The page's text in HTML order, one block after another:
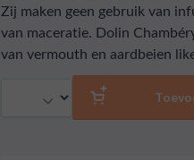
Zij maken geen gebruik van
van maceratie. Dolin
van vermouth en aardbeien